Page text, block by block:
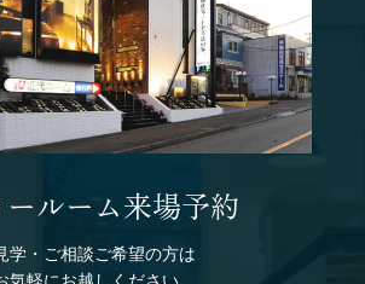
ールーム来場予約
学・ご相談ご希望の方は